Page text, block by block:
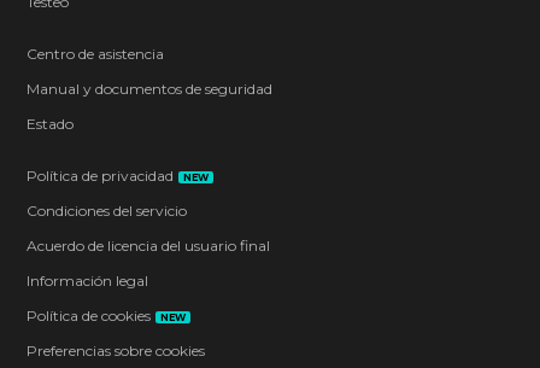
Centro de asistencia
Manual y documentos de seguridad
Estado
Política de privacidad NEW
Condiciones del servicio
Acuerdo de licencia del usuario final
Información legal
Política de cookies
NEW
Preferencias sobre cookies